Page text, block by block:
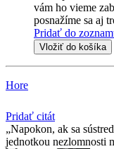
vám ho vieme
posnažíme sa aj
Pridať do
Vložiť do košíka
Hore
Pridať citát
Napokon, ak sa
jednotkou nezlomnosti